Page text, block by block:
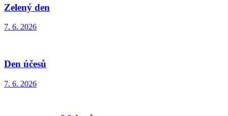
Zelený den
7. 6. 2026
Den účesů
7. 6. 2026